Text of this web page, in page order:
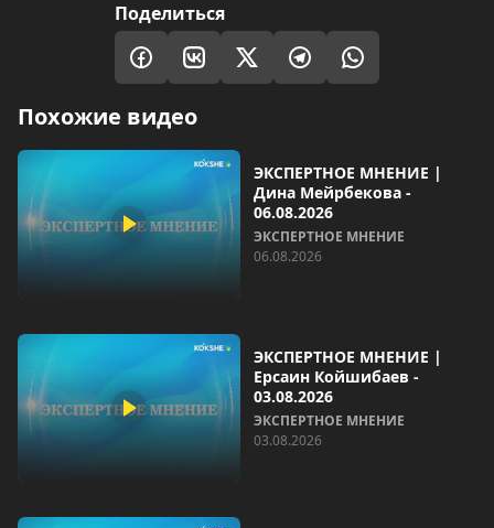
Поделиться
Похожие видео
ЭКСПЕРТНОЕ МНЕНИЕ |
Дина Мейрбекова -
06.08.2026
ЭКСПЕРТНОЕ МНЕНИЕ
06.08.2026
ЭКСПЕРТНОЕ МНЕНИЕ |
Ерсаин Койшибаев -
03.08.2026
ЭКСПЕРТНОЕ МНЕНИЕ
03.08.2026